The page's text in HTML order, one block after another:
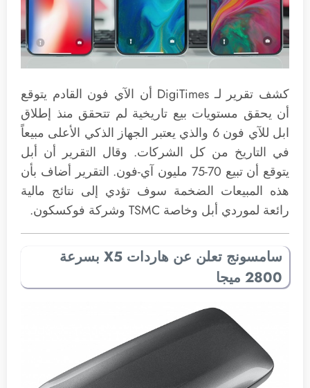
كشف تقرير لـ DigiTimes أن الآي فون القادم يتوقع
أن يحقق مستويات بيع تاريخية لم تتحقق منذ إطلاق
ابل للآي فون 6 والذي يعتبر الجهاز الذكي الأعلى مبيعاً
في التاريخ من كل الشركات. وقال التقرير أن أبل
يتوقع أن تبيع 70-75 مليون آي-فون. التقرير أضاف بأن
هذه المبيعات الضخمة سوف تؤدي إلى نتائج مالية
رائعة لموردي أبل وخاصة TSMC وشركة فوكسكون.
سامسونج تعلن عن هاردات X5 بسرعة
2800 ميجا